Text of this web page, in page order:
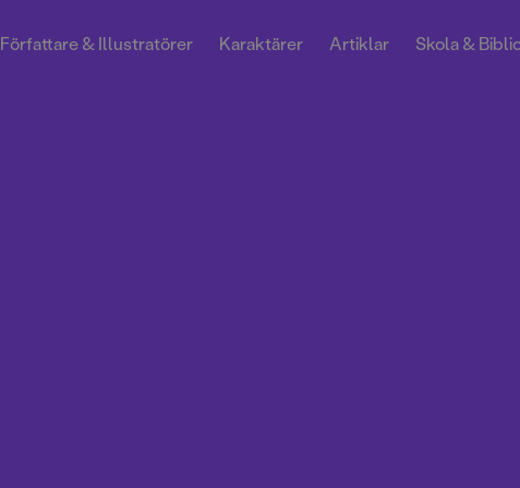
Författare & Illustratörer Karaktärer Artiklar Skola &